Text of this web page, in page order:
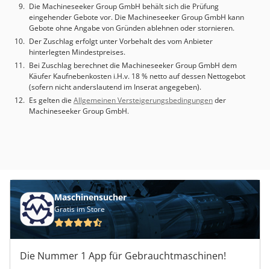
Die Machineseeker Group GmbH behält sich die Prüfung
eingehender Gebote vor. Die Machineseeker Group GmbH kann
Gebote ohne Angabe von Gründen ablehnen oder stornieren.
Der Zuschlag erfolgt unter Vorbehalt des vom Anbieter
hinterlegten Mindestpreises.
Bei Zuschlag berechnet die Machineseeker Group GmbH dem
Käufer Kaufnebenkosten i.H.v. 18 % netto auf dessen Nettogebot
(sofern nicht anderslautend im Inserat angegeben).
Es gelten die Allgemeinen Versteigerungsbedingungender
Machineseeker Group GmbH.
Maschinensucher
Gratis im Store
Die Nummer 1 App für Gebrauchtmaschinen!